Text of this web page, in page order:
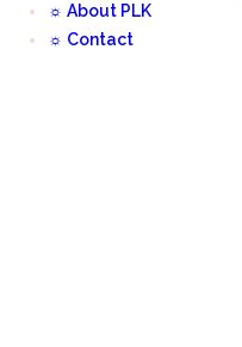
☼ About PLK
☼ Contact